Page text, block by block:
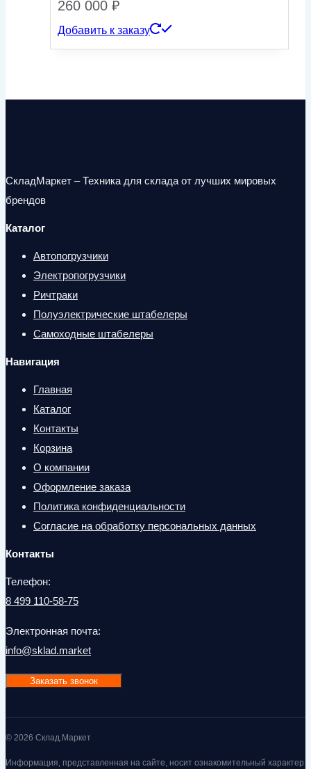
260 000 ₽
Добавить к заказу
СкладМаркет – Техника для склада от лучших мировых
брендов
Каталог
Автопогрузчики
Электропогрузчики
Ричтраки
Полуэлектрические штабелеры
Самоходные штабелеры
Навигация
Главная
Каталог
Контакты
Корзина
О компании
Оформление заказа
Политика конфиденциальности
Согласие на обработку персональных данных
Контакты
Телефон:
8 499 110-58-75
Электронная почта:
info@sklad.market
Заказать звонок
© 2026 Склад.Маркет
Информация, представленная на сайте, носит ознакомительный характер